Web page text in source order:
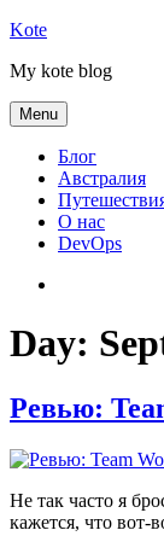
Skip
content
Kote
My kote blog
Menu
Блог
Австралия
О нас
DevOps
Day:
Ревью:
Не так часто я
кажется, что вот-